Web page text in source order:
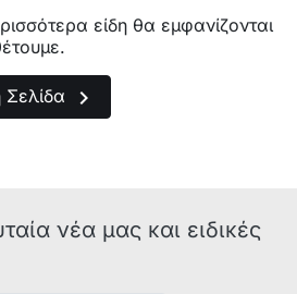
είδη θα εμφανίζονται
Σελίδα 
νέα μας και ειδικές